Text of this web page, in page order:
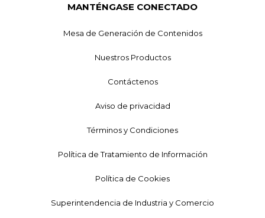
MANTÉNGASE CONECTADO
Mesa de Generación de Contenidos
Nuestros Productos
Contáctenos
Aviso de privacidad
Términos y Condiciones
Política de Tratamiento de Información
Política de Cookies
Superintendencia de Industria y Comercio